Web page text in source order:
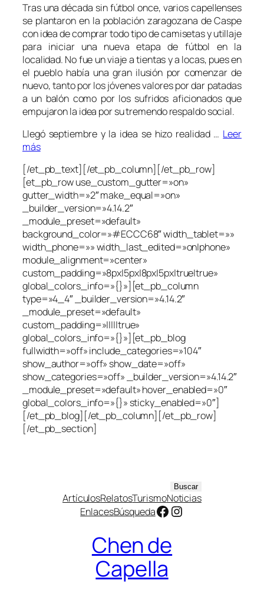
Tras una década sin fútbol once, varios capellenses
se plantaron en la población zaragozana de Caspe
con idea de comprar todo tipo de camisetas y utillaje
para iniciar una nueva etapa de fútbol en la
localidad. No fue un viaje a tientas y a locas, pues en
el pueblo había una gran ilusión por comenzar de
nuevo, tanto por los jóvenes valores por dar patadas
a un balón como por los sufridos aficionados que
empujaron la idea por su tremendo respaldo social.
Llegó septiembre y la idea se hizo realidad … Leer
más
[/et_pb_text][/et_pb_column][/et_pb_row]
[et_pb_row use_custom_gutter=»on»
gutter_width=»2″ make_equal=»on»
_builder_version=»4.14.2″
_module_preset=»default»
background_color=»#ECCC68″ width_tablet=»»
width_phone=»» width_last_edited=»on|phone»
module_alignment=»center»
custom_padding=»8px|5px|8px|5px|true|true»
global_colors_info=»{}»][et_pb_column
type=»4_4″ _builder_version=»4.14.2″
_module_preset=»default»
custom_padding=»|||||true»
global_colors_info=»{}»][et_pb_blog
fullwidth=»off» include_categories=»104″
show_author=»off» show_date=»off»
show_categories=»off» _builder_version=»4.14.2″
_module_preset=»default» hover_enabled=»0″
global_colors_info=»{}» sticky_enabled=»0″]
[/et_pb_blog][/et_pb_column][/et_pb_row]
[/et_pb_section]
Buscar
ArtículosRelatosTurismoNoticias
EnlacesBúsquedaFacebook Instagram
Chen de
Capella